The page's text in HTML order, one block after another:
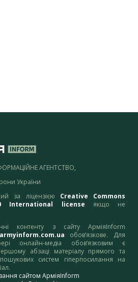
АГЕНТСТВО,
України
за ліцензією Creative Commons
International license якщо не
контенту з сайту АрміяInform
armyinform.com.ua обов’язкове. Для
онлайн-медіа обов’язковим є
абзаці матеріалу прямого та
систем гіперпосилання на
сайтом АрміяInform